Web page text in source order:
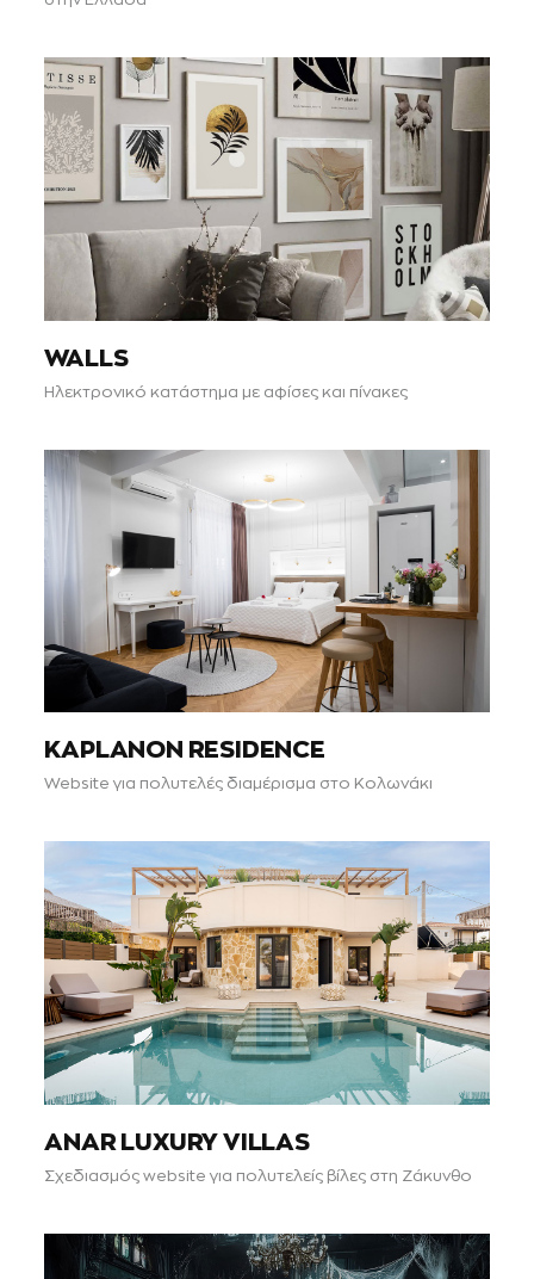
WALLS
Ηλεκτρονικό κατάστημα με αφίσες και πίνακες
KAPLANON RESIDENCE
Website για πολυτελές διαμέρισμα στο Κολωνάκι
ANAR LUXURY VILLAS
Σχεδιασμός website για πολυτελείς βίλες στη Ζάκυνθο